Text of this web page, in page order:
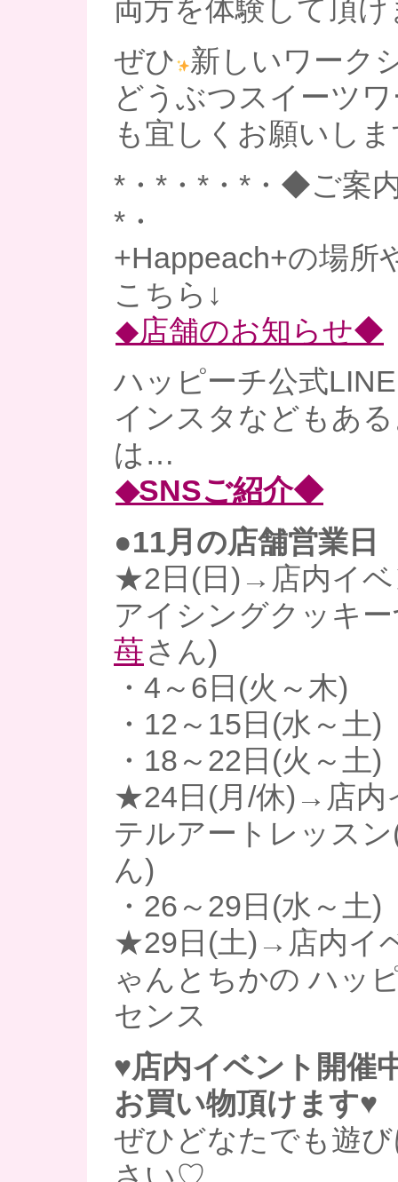
両方を体験して頂け
ぜひ 新しいワーク
どうぶつスイーツ
も宜しくお願いし
*・*・*・*・◆ご案
*・
+Happeach+の場所
こちら↓
◆店舗のお知らせ◆
ハッピーチ公式
インスタなどもあ
は…
◆SNSご紹介◆
●11月の店舗営業日
★2日(日)→店内イベ
アイシングクッキ
苺さん)
・4～6日(火～木)
・12～15日(水～土)
・18～22日(火～土)
★24日(月/休)→店内
テルアートレッス
ん)
・26～29日(水～土)
★29日(土)→店内イ
ゃんとちかの ハッ
センス
♥店内イベント開催
お買い物頂けます♥
ぜひどなたでも遊